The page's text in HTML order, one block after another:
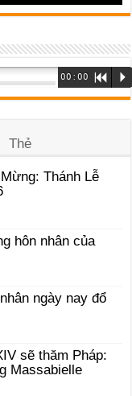
00:00 R P
Thẻ
Thánh Lễ
hôn nhân của
ngày nay đổ
sẽ thăm Pháp:
Massabielle